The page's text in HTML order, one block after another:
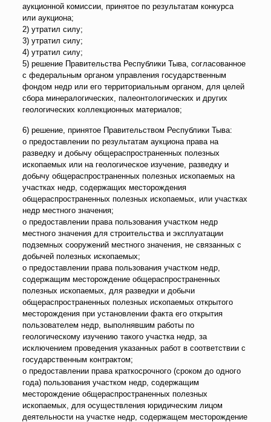
аукционной комиссии, принятое по результатам конкурса
или аукциона;
2) утратил силу;
3) утратил силу;
4) утратил силу;
5) решение Правительства Республики Тыва, согласованное
с федеральным органом управления государственным
фондом недр или его территориальным органом, для целей
сбора минералогических, палеонтологических и других
геологических коллекционных материалов;
6) решение, принятое Правительством Республики Тыва:
о предоставлении по результатам аукциона права на
разведку и добычу общераспространенных полезных
ископаемых или на геологическое изучение, разведку и
добычу общераспространенных полезных ископаемых на
участках недр, содержащих месторождения
общераспространенных полезных ископаемых, или участках
недр местного значения;
о предоставлении права пользования участком недр
местного значения для строительства и эксплуатации
подземных сооружений местного значения, не связанных с
добычей полезных ископаемых;
о предоставлении права пользования участком недр,
содержащим месторождение общераспространенных
полезных ископаемых, для разведки и добычи
общераспространенных полезных ископаемых открытого
месторождения при установлении факта его открытия
пользователем недр, выполнявшим работы по
геологическому изучению такого участка недр, за
исключением проведения указанных работ в соответствии с
государственным контрактом;
о предоставлении права краткосрочного (сроком до одного
года) пользования участком недр, содержащим
месторождение общераспространенных полезных
ископаемых, для осуществления юридическим лицом
деятельности на участке недр, содержащем месторождение